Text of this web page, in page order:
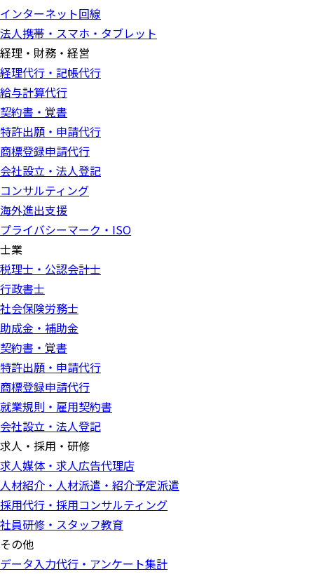
インターネット回線
法人携帯・スマホ・タブレット
経理・財務・経営
経理代行・記帳代行
給与計算代行
契約書・覚書
特許出願・申請代行
商標登録申請代行
会社設立・法人登記
コンサルティング
海外進出支援
プライバシーマーク・ISO
士業
税理士・公認会計士
行政書士
社会保険労務士
助成金・補助金
契約書・覚書
特許出願・申請代行
商標登録申請代行
就業規則・雇用契約書
会社設立・法人登記
求人・採用・研修
求人媒体・求人広告代理店
人材紹介・人材派遣・紹介予定派遣
採用代行・採用コンサルティング
社員研修・スタッフ教育
その他
データ入力代行・アンケート集計